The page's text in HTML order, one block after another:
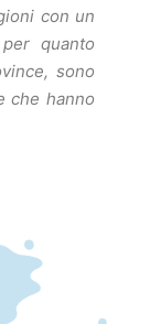
con un
quanto
sono
che hanno